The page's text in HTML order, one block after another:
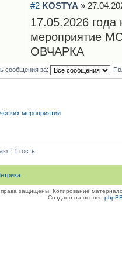
#2 KOSTYA»
17.05.2026 года
мероприятие
ОВЧАРКА
сообщения за:
мероприятий
1 гость
защищены. Копирование
Создано на основе